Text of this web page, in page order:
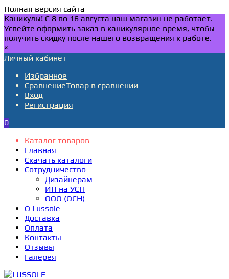
Полная версия сайта
Каникулы! С 8 по 16 августа наш магазин не работает.
Успейте оформить заказ в каникулярное время, чтобы
получить скидку после нашего возвращения к работе.
×
Личный кабинет
Избранное
СравнениеТовар в сравнении
Вход
Регистрация
0
Каталог товаров
Главная
Скачать каталоги
Сотрудничество
Дизайнерам
ИП на УСН
ООО (ОСН)
О Lussole
Доставка
Оплата
Контакты
Отзывы
Галерея